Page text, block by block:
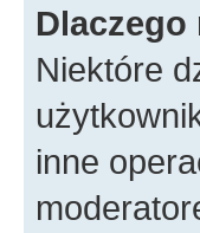
Dlaczego
Niektóre
inne